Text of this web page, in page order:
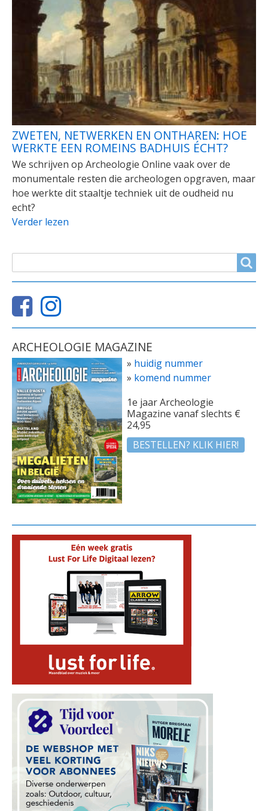
ZWETEN, NETWERKEN EN ONTHAREN: HOE
WERKTE EEN ROMEINS BADHUIS ÉCHT?
We schrijven op Archeologie Online vaak over de
monumentale resten die archeologen opgraven, maar
hoe werkte dit staaltje techniek uit de oudheid nu
echt?
Verder lezen
ARCHEOLOGIE MAGAZINE
» huidig nummer
» komend nummer
1e jaar Archeologie
Magazine vanaf slechts €
24,95
BESTELLEN? KLIK HIER!